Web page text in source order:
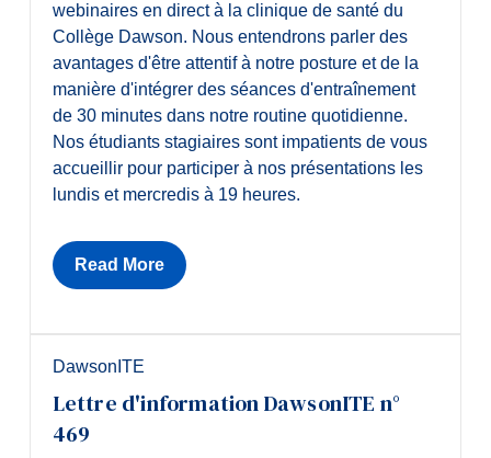
webinaires en direct à la clinique de santé du
Collège Dawson. Nous entendrons parler des
avantages d'être attentif à notre posture et de la
manière d'intégrer des séances d'entraînement
de 30 minutes dans notre routine quotidienne.
Nos étudiants stagiaires sont impatients de vous
accueillir pour participer à nos présentations les
lundis et mercredis à 19 heures.
Read More
DawsonITE
Lettre d'information DawsonITE n°
469